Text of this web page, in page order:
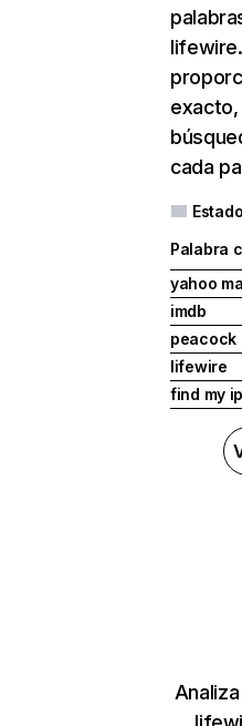
cada
Palabra
yahoo
imdb
peacock
lifewire
find my